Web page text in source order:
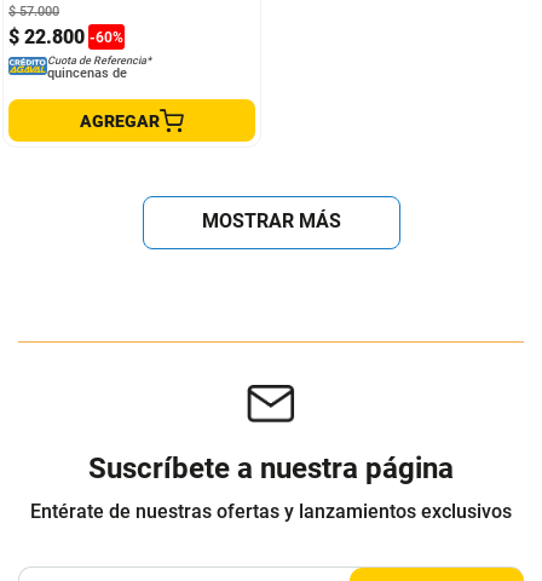
$ 22.800 -60%
$ 57.000
Cuota de Referencia*
quincenas de
AGREGAR
MOSTRAR MÁS
Suscríbete a nuestra página
Entérate de nuestras ofertas y lanzamientos exclusivos